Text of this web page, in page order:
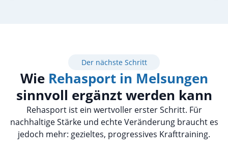
Der nächste Schritt
Wie Rehasport in Melsungen
sinnvoll ergänzt werden kann
Rehasport ist ein wertvoller erster Schritt. Für
nachhaltige Stärke und echte Veränderung braucht es
jedoch mehr: gezieltes, progressives Krafttraining.